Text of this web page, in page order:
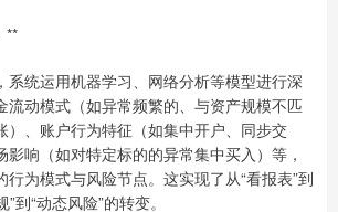
**
系统运用机器学习、网络分析等模型进行深
流动模式（如异常频繁的、与资产规模不匹
）、账户行为特征（如集中开户、同步交
响（如对特定标的的异常集中买入）等，
为模式与风险节点。这实现了从“看报表”到
到“动态风险”的转变。